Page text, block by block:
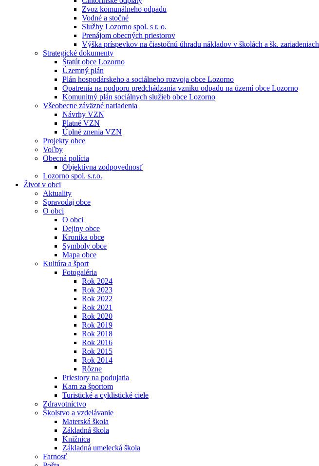
Zvoz komunálneho odpadu
Vodné a stočné
Služby Lozorno spol. s r. o.
Prenájom obecných priestorov
Výška príspevkov na čiastočnú úhradu nákladov v školách a šk. zariadeniach
Strategické dokumenty
Štatút obce Lozorno
Územný plán
Plán hospodárskeho a sociálneho rozvoja obce Lozorno
Opatrenia na podporu predchádzania vzniku odpadu na území obce Lozorno
Komunitný plán sociálnych služieb obce Lozorno
Všeobecne záväzné nariadenia
Návrhy VZN
Platné VZN
Úplné znenia VZN
Projekty obce
Voľby
Obecná polícia
Objektívna zodpovednosť
Lozorno spol. s.r.o.
Život v obci
Aktuality
Spravodaj obce
O obci
O obci
Dejiny obce
Kronika obce
Symboly obce
Mapa obce
Kultúra a šport
Fotogaléria
Rok 2024
Rok 2023
Rok 2022
Rok 2021
Rok 2020
Rok 2019
Rok 2018
Rok 2016
Rok 2015
Rok 2014
Rôzne
Priestory na podujatia
Kam za športom
Turistické a cyklistické ciele
Zdravotníctvo
Školstvo a vzdelávanie
Materská škola
Základná škola
Knižnica
Základná umelecká škola
Farnosť